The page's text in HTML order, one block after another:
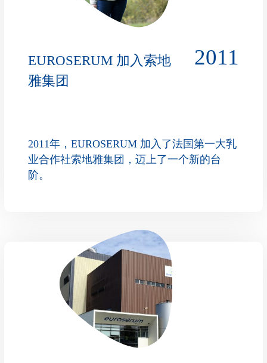
EUROSERUM 加入索地
雅集团
2011
2011年，EUROSERUM 加入了法国第一大乳
业合作社索地雅集团，迈上了一个新的台
阶。